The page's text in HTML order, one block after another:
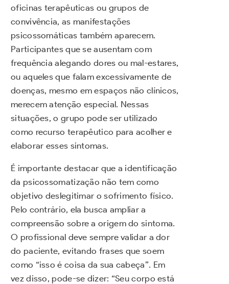
oficinas terapêuticas ou grupos de
convivência, as manifestações
psicossomáticas também aparecem.
Participantes que se ausentam com
frequência alegando dores ou mal-estares,
ou aqueles que falam excessivamente de
doenças, mesmo em espaços não clínicos,
merecem atenção especial. Nessas
situações, o grupo pode ser utilizado
como recurso terapêutico para acolher e
elaborar esses sintomas.
É importante destacar que a identificação
da psicossomatização não tem como
objetivo deslegitimar o sofrimento físico.
Pelo contrário, ela busca ampliar a
compreensão sobre a origem do sintoma.
O profissional deve sempre validar a dor
do paciente, evitando frases que soem
como “isso é coisa da sua cabeça”. Em
vez disso, pode-se dizer: “Seu corpo está